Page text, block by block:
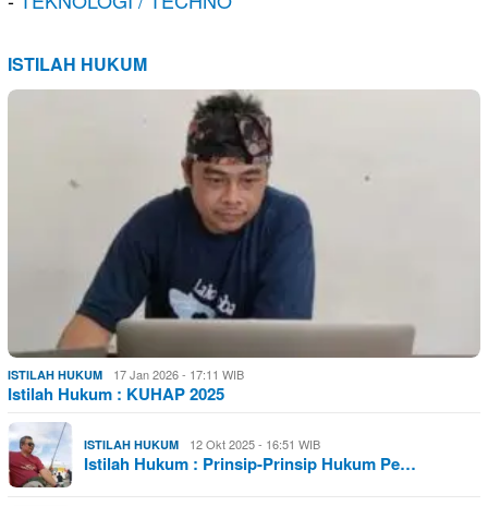
ISTILAH HUKUM
ISTILAH HUKUM 17 Jan 2026 - 17:11 WIB
Istilah Hukum : KUHAP 2025
ISTILAH HUKUM 12 Okt 2025 - 16:51 WIB
Istilah Hukum : Prinsip-Prinsip Hukum Pe…